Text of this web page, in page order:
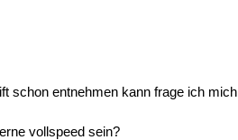
schon entnehmen kann frage ich
vollspeed sein?